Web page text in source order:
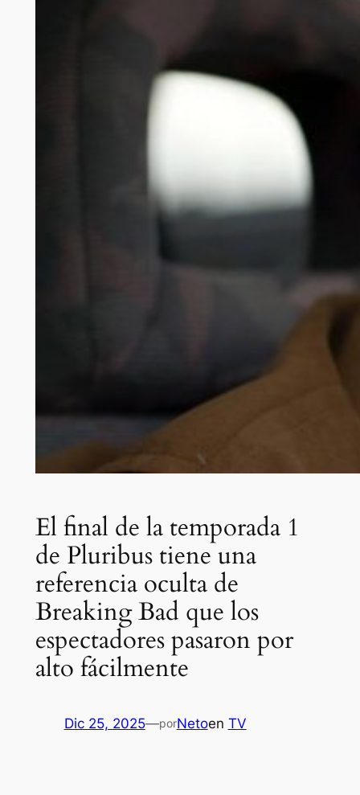
El final de la temporada 1
de Pluribus tiene una
referencia oculta de
Breaking Bad que los
espectadores pasaron por
alto fácilmente
Dic 25, 2025—porNetoen TV